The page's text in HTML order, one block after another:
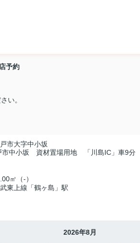
予約
い。
市大字中小坂
市中小坂 資材置場用地 「川島IC」車9分
㎡（-）
東上線「鶴ヶ島」駅
2026年8月